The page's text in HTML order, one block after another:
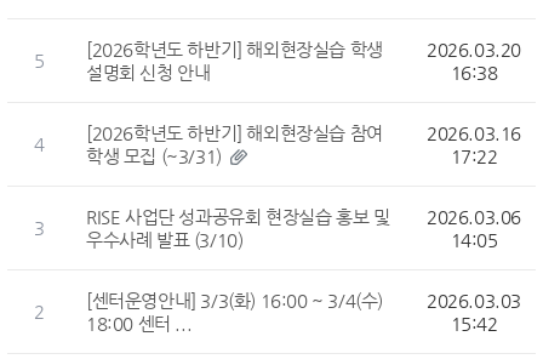
5
[2026학년도 하반기] 해외현장실습 학생
설명회 신청 안내
2026.03.20
16:38
4
[2026학년도 하반기] 해외현장실습 참여
학생 모집 (~3/31)
2026.03.16
17:22
3
RISE 사업단 성과공유회 현장실습 홍보 및
우수사례 발표 (3/10)
2026.03.06
14:05
2
[센터운영안내] 3/3(화) 16:00 ~ 3/4(수)
18:00 센터 ...
2026.03.03
15:42